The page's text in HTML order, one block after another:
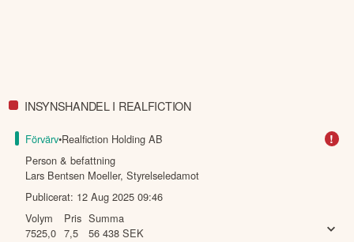
INSYNSHANDEL I REALFICTION
Förvärv•Realfiction Holding AB !
Person & befattning
Lars Bentsen Moeller,Styrelseledamot
Publicerat: 12 Aug 2025 09:46
Volym
7525,0
Pris
7,5
Summa
56 438 SEK